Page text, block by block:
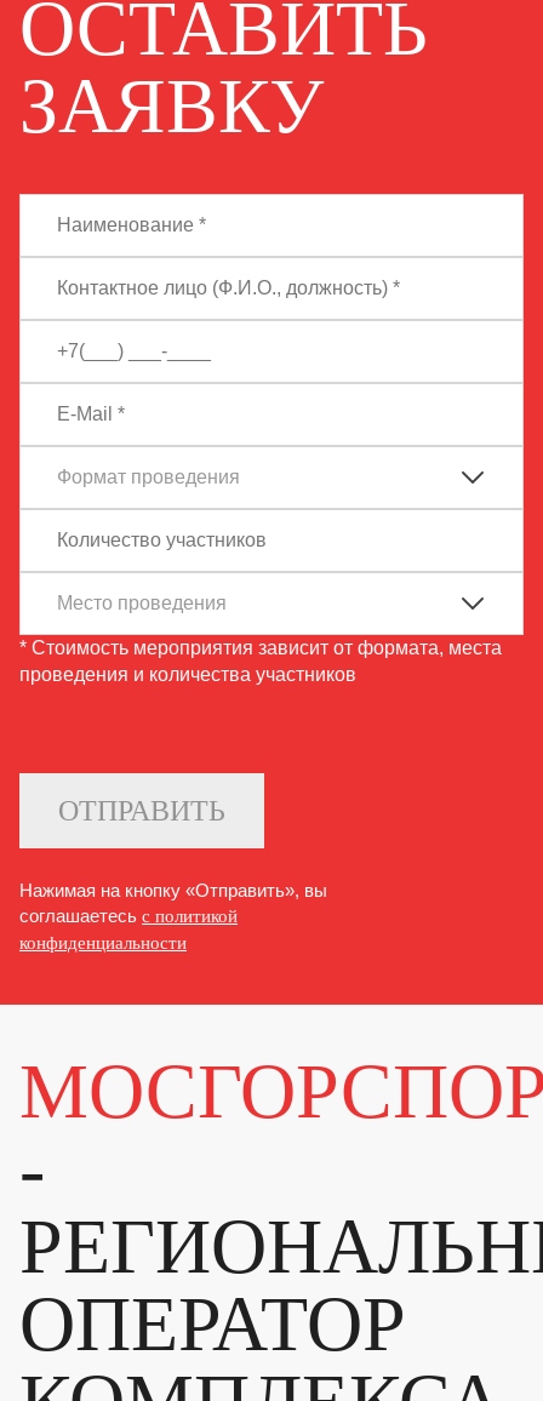
ОСТАВИТЬ
ЗАЯВКУ
* Стоимость мероприятия зависит от формата, места
проведения и количества участников
ОТПРАВИТЬ
Нажимая на кнопку «Отправить», вы
соглашаетесь с политикой
конфиденциальности
-
ОПЕРАТОР